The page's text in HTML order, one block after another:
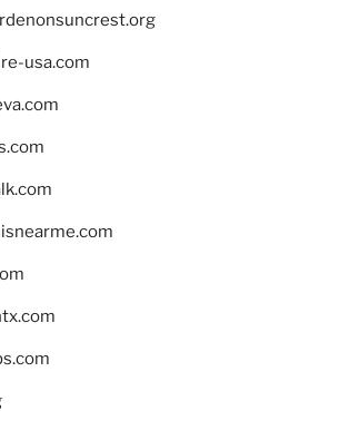
usa.com